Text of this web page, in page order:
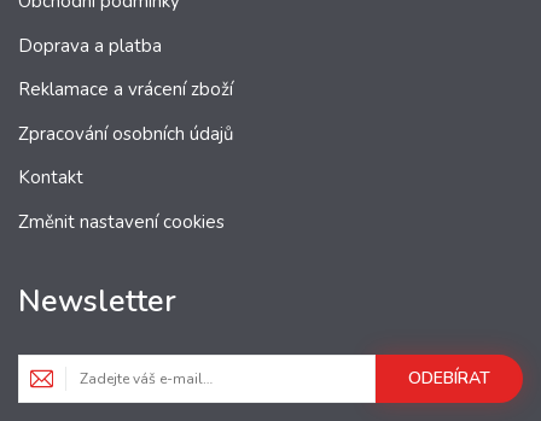
Doprava a platba
Reklamace a vrácení zboží
Zpracování osobních údajů
Kontakt
Změnit nastavení cookies
Newsletter
ODEBÍRAT